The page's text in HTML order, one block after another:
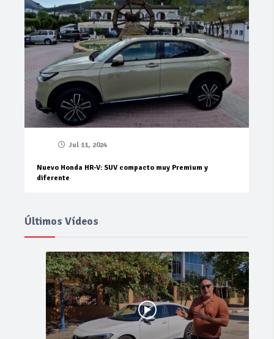
Jul 11, 2024
Nuevo Honda HR-V: SUV compacto muy Premium y
diferente
Últimos Vídeos